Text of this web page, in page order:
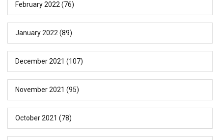
February 2022(76)
January 2022(89)
December 2021 (107)
November 2021 (95)
October 2021 (78)